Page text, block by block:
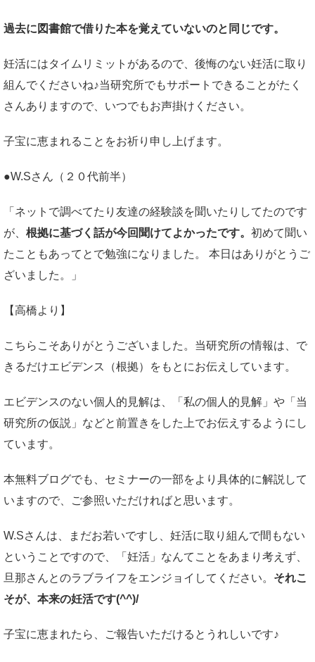
過去に図書館で借りた本を覚えていないのと同じです。
妊活にはタイムリミットがあるので、後悔のない妊活に取り
組んでくださいね♪当研究所でもサポートできることがたく
さんありますので、いつでもお声掛けください。
子宝に恵まれることをお祈り申し上げます。
●W.Sさん（２０代前半）
「ネットで調べてたり友達の経験談を聞いたりしてたのです
が、 根拠に基づく話が今回聞けてよかったです。 初めて聞い
たこともあってとで勉強になりました。 本日はありがとうご
ざいました。」
【高橋より】
こちらこそありがとうございました。当研究所の情報は、で
きるだけエビデンス（根拠）をもとにお伝えしています。
エビデンスのない個人的見解は、「私の個人的見解」や「当
研究所の仮説」などと前置きをした上でお伝えするようにし
ています。
本無料ブログでも、セミナーの一部をより具体的に解説して
いますので、ご参照いただければと思います。
W.Sさんは、まだお若いですし、妊活に取り組んで間もない
ということですので、「妊活」なんてことをあまり考えず、
旦那さんとのラブライフをエンジョイしてください。 それこ
そが、本来の妊活です(^^)/
子宝に恵まれたら、ご報告いただけるとうれしいです♪